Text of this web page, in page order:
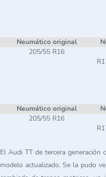
Neumático original
205/55 R16
Neumático original
205/55 R16
El Audi TT de tercera
modelo actualizado. Se la pudo